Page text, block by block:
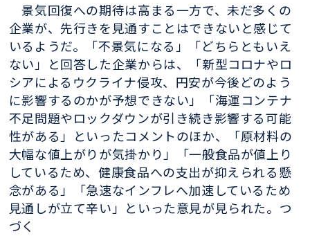
景気回復への期待は高まる一方で、未だ多くの
企業が、先行きを見通すことはできないと感じて
いるようだ。「不景気になる」「どちらともいえ
ない」と回答した企業からは、「新型コロナやロ
シアによるウクライナ侵攻、円安が今後どのよう
に影響するのかが予想できない」「海運コンテナ
不足問題やロックダウンが引き続き影響する可能
性がある」といったコメントのほか、「原材料の
大幅な値上がりが気掛かり」「一般食品が値上り
しているため、健康食品への支出が抑えられる懸
念がある」「急速なインフレへ加速しているため
見通しが立て辛い」といった意見が見られた。つ
づく